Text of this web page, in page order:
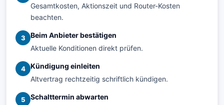
Gesamtkosten, Aktionszeit und Router-Kosten
beachten.
3
Beim Anbieter bestätigen
Aktuelle Konditionen direkt prüfen.
4
Kündigung einleiten
Altvertrag rechtzeitig schriftlich kündigen.
5
Schalttermin abwarten